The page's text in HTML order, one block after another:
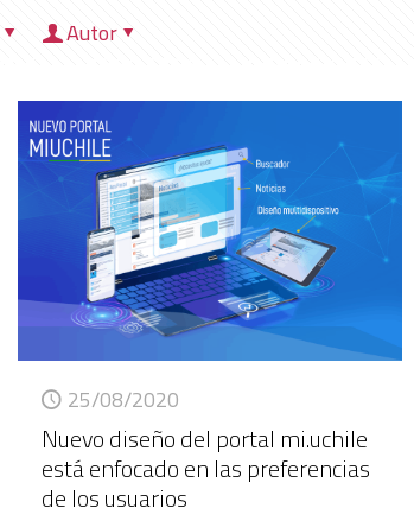
Autor
25/08/2020
Nuevo diseño del portal mi.uchile
está enfocado en las preferencias
de los usuarios